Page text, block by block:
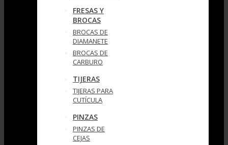
FRESAS Y
BROCAS
BROCAS DE
DIAMANETE
BROCAS DE
CARBURO
TIJERAS
TIJERAS PARA
CUTÍCULA
PINZAS
PINZAS DE
CEJAS